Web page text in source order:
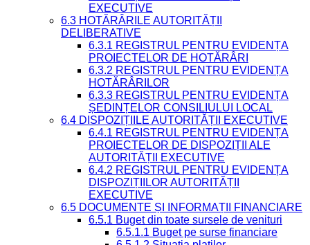
EXECUTIVE
6.3 HOTĂRÂRILE AUTORITĂȚII
DELIBERATIVE
6.3.1 REGISTRUL PENTRU EVIDENȚA
PROIECTELOR DE HOTĂRÂRI
6.3.2 REGISTRUL PENTRU EVIDENȚA
HOTĂRÂRILOR
6.3.3 REGISTRUL PENTRU EVIDENȚA
ȘEDINȚELOR CONSILIULUI LOCAL
6.4 DISPOZIȚIILE AUTORITĂȚII EXECUTIVE
6.4.1 REGISTRUL PENTRU EVIDENȚA
PROIECTELOR DE DISPOZIȚII ALE
AUTORITĂȚII EXECUTIVE
6.4.2 REGISTRUL PENTRU EVIDENȚA
DISPOZIȚIILOR AUTORITĂȚII
EXECUTIVE
6.5 DOCUMENTE ȘI INFORMAȚII FINANCIARE
6.5.1 Buget din toate sursele de venituri
6.5.1.1 Buget pe surse financiare